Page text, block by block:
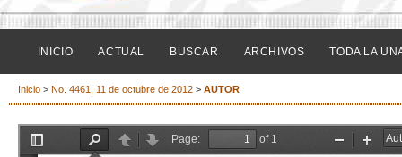
INICIO ACTUAL BUSCAR ARCHIVOS TODA LA
Inicio > No. 4461, 11 de octubre de 2012 > AUTOR